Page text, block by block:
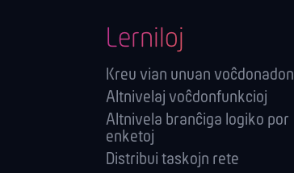
Lerniloj
Kreu vian unuan voĉdonadon
Altnivelaj voĉdonfunkcioj
Altnivela branĉiga logiko por
enketoj
Distribui taskojn rete